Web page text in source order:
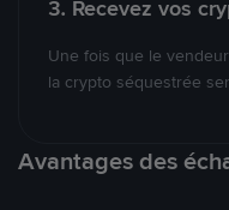
3. Recevez vos
Une fois que le
la crypto séquestrée
Avantages des